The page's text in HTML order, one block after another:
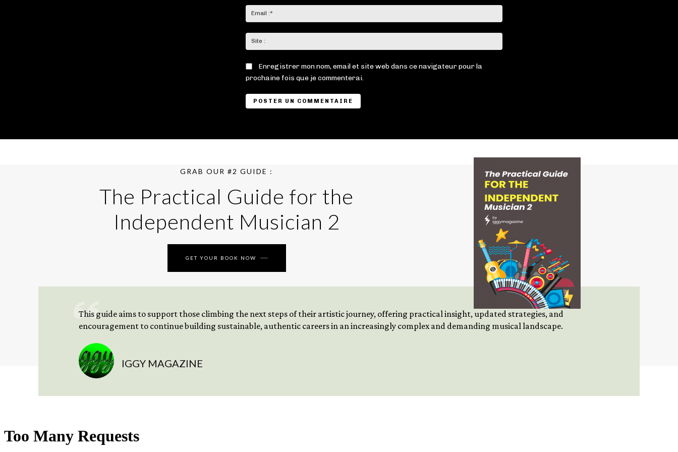
:*
:
Enregistrer mon nom, email et site web dans ce navigateur pour la
prochaine fois que je commenterai.
GRAB OUR #2 GUIDE :
The Practical Guide for the
Independent Musician 2
GET YOUR BOOK NOW
This guide aims to support those climbing the next steps of their artistic journey, offering practical insight, updated strategies, and
encouragement to continue building sustainable, authentic careers in an increasingly complex and demanding musical landscape.
IGGY MAGAZINE